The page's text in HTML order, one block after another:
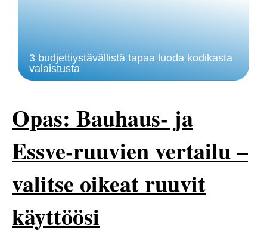
3 budjettiystävällistä tapaa luoda kodikasta
valaistusta
Opas: Bauhaus- ja
Essve-ruuvien vertailu –
valitse oikeat ruuvit
käyttöösi